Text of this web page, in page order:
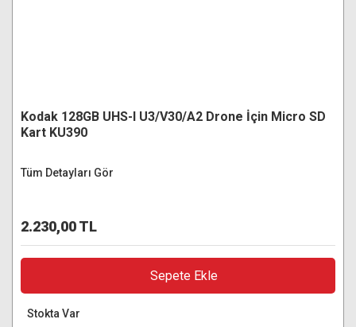
Kodak 128GB UHS-I U3/V30/A2 Drone İçin Micro SD
Kart KU390
Tüm Detayları Gör
2.230,00 TL
Sepete Ekle
Stokta Var